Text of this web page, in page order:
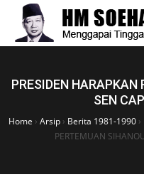
PRESIDEN HARAPKAN
SEN
Home › Arsip› Berita 1981-1990›
PERTEMUAN